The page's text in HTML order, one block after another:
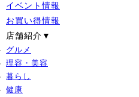
イベント情報
お買い得情報
店舗紹介▼
グルメ
理容・美容
暮らし
健康